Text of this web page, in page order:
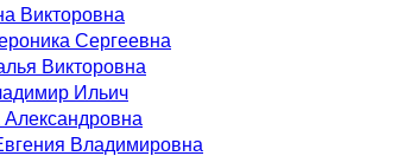
Викторовна
Сергеевна
Викторовна
Ильич
Владимировна